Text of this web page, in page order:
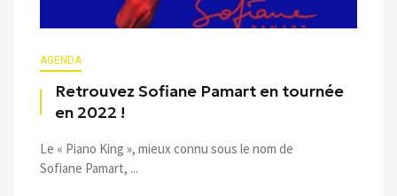
AGENDA
Retrouvez Sofiane Pamart en tournée
en 2022 !
Le « Piano King », mieux connu sous le nom de
Sofiane Pamart, ...